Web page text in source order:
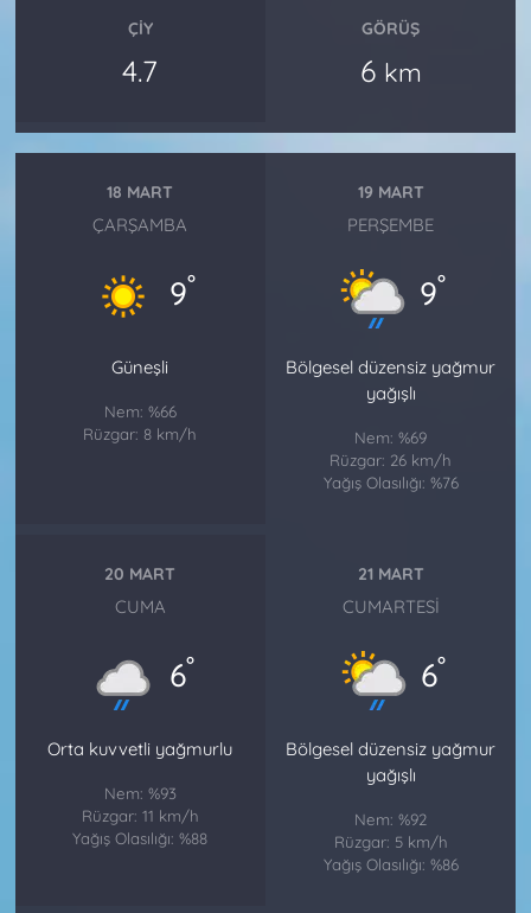
ÇIY
4.7
GÖRÜŞ
6 km
18 MART
ÇARŞAMBA
9°
Güneşli
Nem: %66
Rüzgar: 8 km/h
19 MART
PERŞEMBE
9°
Bölgesel düzensiz yağmur
yağışlı
Nem: %69
Rüzgar: 26 km/h
Yağış Olasılığı: %76
20 MART
CUMA
6°
Orta kuvvetli yağmurlu
Nem: %93
Rüzgar: 11 km/h
Yağış Olasılığı: %88
21 MART
CUMARTESI
6°
Bölgesel düzensiz yağmur
yağışlı
Nem: %92
Rüzgar: 5 km/h
Yağış Olasılığı: %86